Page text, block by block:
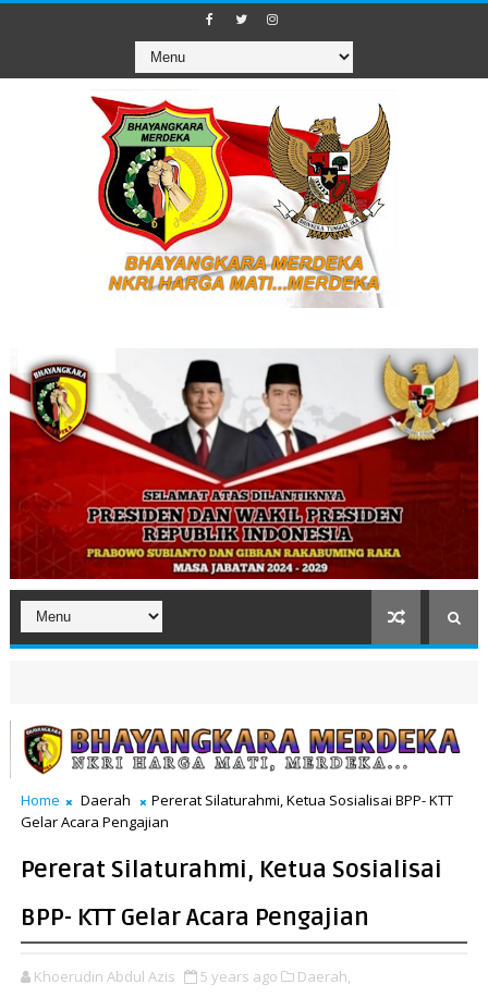
Home Daerah
Pererat Silaturahmi, Ketua Sosialisai BPP- KTT
Gelar Acara Pengajian
Pererat Silaturahmi, Ketua Sosialisai
BPP- KTT Gelar Acara Pengajian
Khoerudin Abdul Azis 5 years ago Daerah,